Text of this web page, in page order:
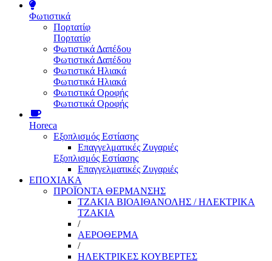
Φωτιστικά
Πορτατίφ
Πορτατίφ
Φωτιστικά Δαπέδου
Φωτιστικά Δαπέδου
Φωτιστικά Ηλιακά
Φωτιστικά Ηλιακά
Φωτιστικά Οροφής
Φωτιστικά Οροφής
Horeca
Εξοπλισμός Εστίασης
Επαγγελματικές Ζυγαριές
Εξοπλισμός Εστίασης
Επαγγελματικές Ζυγαριές
ΕΠΟΧΙΑΚΑ
ΠΡΟΪΟΝΤΑ ΘΕΡΜΑΝΣΗΣ
ΤΖΑΚΙΑ ΒΙΟΑΙΘΑΝΟΛΗΣ / ΗΛΕΚΤΡΙΚΑ
ΤΖΑΚΙΑ
/
ΑΕΡΟΘΕΡΜΑ
/
ΗΛΕΚΤΡΙΚΕΣ ΚΟΥΒΕΡΤΕΣ